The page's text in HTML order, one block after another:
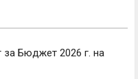
Бюджет 2026 г. на